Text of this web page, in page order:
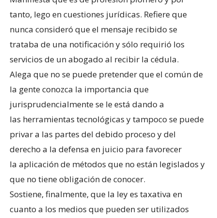
tanto, lego en cuestiones jurídicas. Refiere que
nunca consideró que el mensaje recibido se
trataba de una notificación y sólo requirió los
servicios de un abogado al recibir la cédula.
Alega que no se puede pretender que el común de
la gente conozca la importancia que
jurisprudencialmente se le está dando a
las herramientas tecnológicas y tampoco se puede
privar a las partes del debido proceso y del
derecho a la defensa en juicio para favorecer
la aplicación de métodos que no están legislados y
que no tiene obligación de conocer.
Sostiene, finalmente, que la ley es taxativa en
cuanto a los medios que pueden ser utilizados